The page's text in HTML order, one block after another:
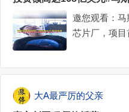
邀您观看：
芯片厂，项
大A最严厉的父亲